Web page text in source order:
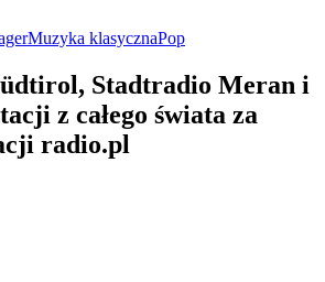
Muzyka klasycznaPop
Stadtradio Meran i
z całego świata za
radio.pl